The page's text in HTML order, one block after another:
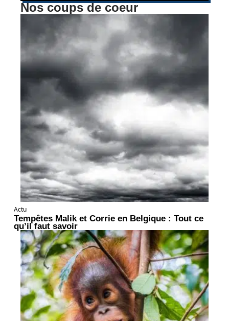
Nos coups de coeur
Actu
Tempêtes Malik et Corrie en Belgique : Tout ce
qu’il faut savoir